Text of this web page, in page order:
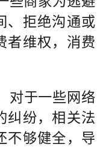
、拒绝沟通或
者维权，消费
于一些网络
纠纷，相关法
不够健全，导